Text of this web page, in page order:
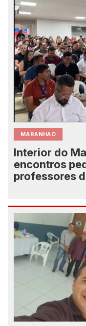
MARANHAO
Interior do
encontros
professores